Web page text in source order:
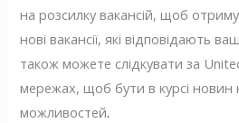
на розсилку вакансій, щоб
нові вакансії, які відповідають
також можете слідкувати за
мережах, щоб бути в курсі новин
можливостей.